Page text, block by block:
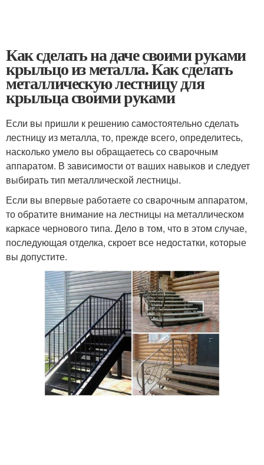
Как сделать на даче своими руками
крыльцо из металла. Как сделать
металлическую лестницу для
крыльца своими руками
Если вы пришли к решению самостоятельно сделать
лестницу из металла, то, прежде всего, определитесь,
насколько умело вы обращаетесь со сварочным
аппаратом. В зависимости от ваших навыков и следует
выбирать тип металлической лестницы.
Если вы впервые работаете со сварочным аппаратом,
то обратите внимание на лестницы на металлическом
каркасе чернового типа. Дело в том, что в этом случае,
последующая отделка, скроет все недостатки, которые
вы допустите.